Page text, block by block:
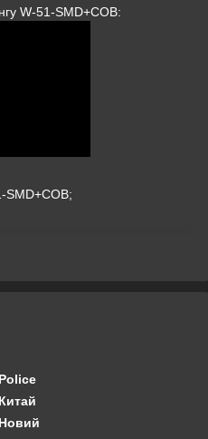
W-51-SMD+COB:
SMD+COB;
Police
Китай
Новий